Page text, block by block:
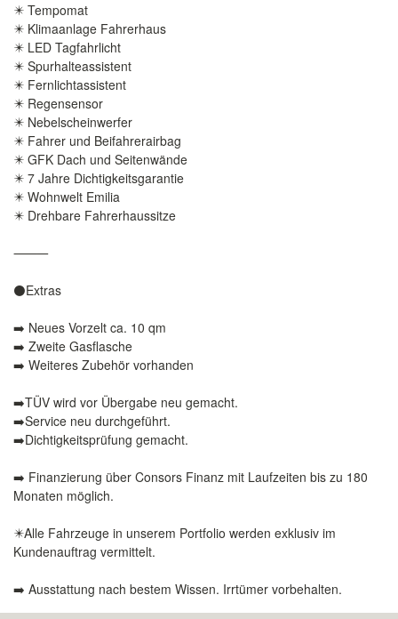
✴️ Tempomat
✴️ Klimaanlage Fahrerhaus
✴️ LED Tagfahrlicht
✴️ Spurhalteassistent
✴️ Fernlichtassistent
✴️ Regensensor
✴️ Nebelscheinwerfer
✴️ Fahrer und Beifahrerairbag
✴️ GFK Dach und Seitenwände
✴️ 7 Jahre Dichtigkeitsgarantie
✴️ Wohnwelt Emilia
✴️ Drehbare Fahrerhaussitze
⸻
⚫️Extras
➡️ Neues Vorzelt ca. 10 qm
➡️ Zweite Gasflasche
➡️ Weiteres Zubehör vorhanden
➡️TÜV wird vor Übergabe neu gemacht.
➡️Service neu durchgeführt.
➡️Dichtigkeitsprüfung gemacht.
➡️ Finanzierung über Consors Finanz mit Laufzeiten bis zu 180
Monaten möglich.
✴️Alle Fahrzeuge in unserem Portfolio werden exklusiv im
Kundenauftrag vermittelt.
➡️ Ausstattung nach bestem Wissen. Irrtümer vorbehalten.